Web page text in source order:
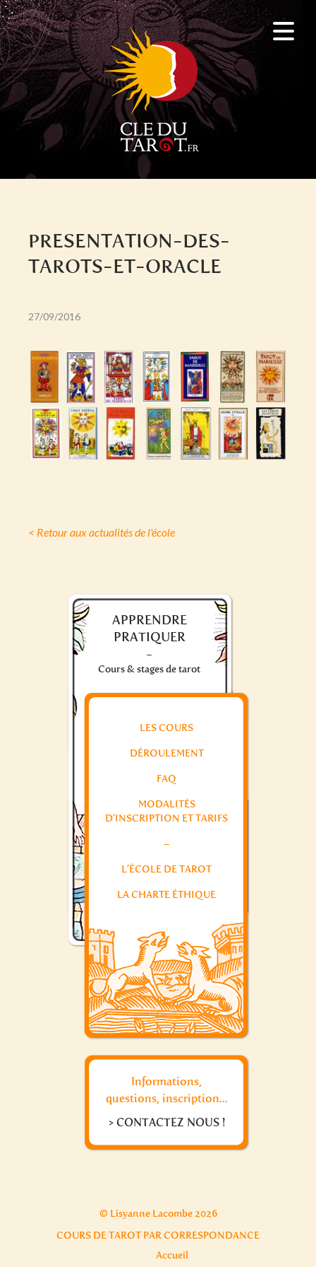
PRESENTATION-DES-
TAROTS-ET-ORACLE
27/09/2016
< Retour aux actualités de l'école
APPRENDRE
PRATIQUER
-
Cours & stages de tarot
LES COURS
DÉROULEMENT
FAQ
MODALITÉS
D’INSCRIPTION ET TARIFS
–
L’ÉCOLE DE TAROT
LA CHARTE ÉTHIQUE
Informations,
questions, inscription...
> CONTACTEZ NOUS !
© Lisyanne Lacombe 2026
COURS DE TAROT PAR CORRESPONDANCE
Accueil